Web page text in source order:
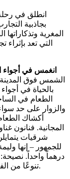
انطلق في
بجاذبية
المغرية
التي تعد
انغمس في أجواء
الشمس فوق
بالحياة في
الطعام في
والزوار على حد
أكشاك
المجانية. فنانون
شرقيات
للجمهور – إنها
درهماً واحداً.
تنوعًا من الفنانين، بما في ذلك الملاكمين والكوميديين.